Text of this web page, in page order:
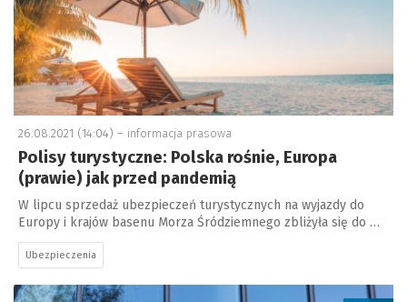
26.08.2021 (14:04) – informacja prasowa
Polisy turystyczne: Polska rośnie, Europa
(prawie) jak przed pandemią
W lipcu sprzedaż ubezpieczeń turystycznych na wyjazdy do
Europy i krajów basenu Morza Śródziemnego zbliżyła się do …
Ubezpieczenia
a